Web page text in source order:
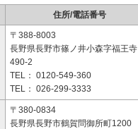
住所/電話番号
〒388-8003
長野県長野市篠ノ井小森字福王寺
490-2
TEL： 0120-549-360
TEL： 026-299-3333
〒380-0834
長野県長野市鶴賀問御所町1200